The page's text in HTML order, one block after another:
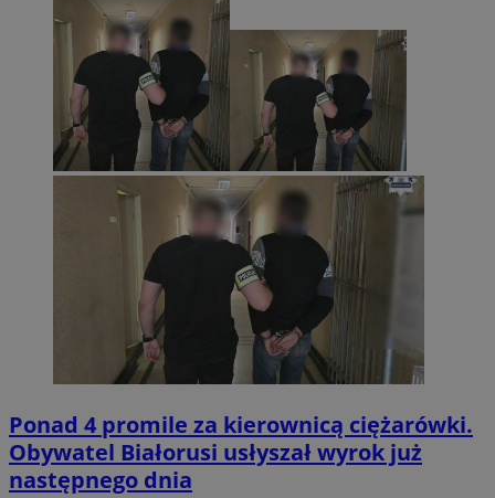
Ponad 4 promile za kierownicą ciężarówki.
Obywatel Białorusi usłyszał wyrok już
następnego dnia